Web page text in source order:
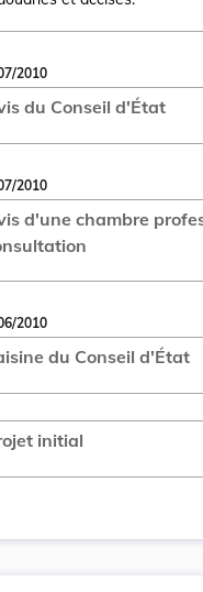
2010
du Conseil d'État
2010
d'une chambre
2010
du Conseil d'État
initial